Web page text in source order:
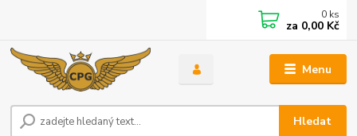
Menu
Hledat
0 ks
za 0,00 Kč